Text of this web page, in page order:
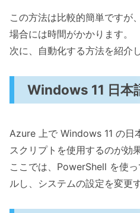
この方法は比較的簡単ですが
場合には時間がかかります。
次に、自動化する方法を紹介
Windows 11 日本
Azure 上で Windows 11 の日
スクリプトを使用するのが効
ここでは、PowerShell を使
ルし、システムの設定を変更